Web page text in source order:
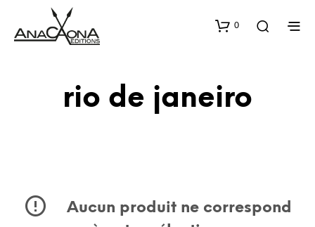
0
rio de janeiro
Aucun produit ne correspond